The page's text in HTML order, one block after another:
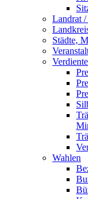
Landrat
Städte,
Wahlen